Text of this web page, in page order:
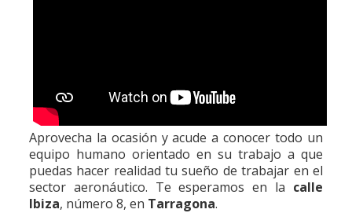
Aprovecha la ocasión y acude a conocer todo un
equipo humano orientado en su trabajo a que
puedas hacer realidad tu sueño de trabajar en el
sector aeronáutico. Te esperamos en la calle
Ibiza, número 8, en Tarragona.